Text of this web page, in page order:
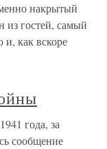
накрытый
из гостей, самый
как вскоре
года, за
сообщение